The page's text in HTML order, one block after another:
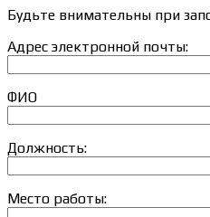
Будьте внимательны при
Адрес электронной почты:
ФИО
Должность:
Место работы: